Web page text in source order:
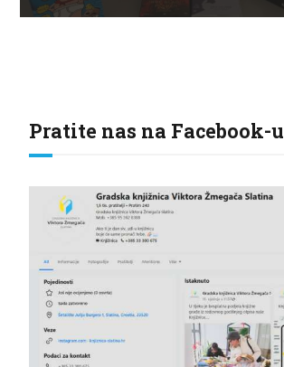
Pratite nas na Facebook-u